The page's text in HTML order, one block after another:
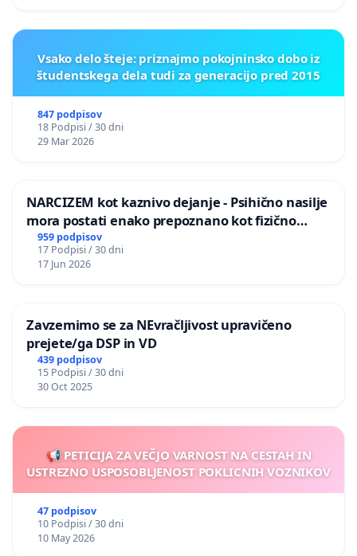
Vsako delo šteje: priznajmo pokojninsko dobo iz
študentskega dela tudi za generacijo pred 2015
847 podpisov
18 Podpisi / 30 dni
29 Mar 2026
NARCIZEM kot kaznivo dejanje - Psihično nasilje
mora postati enako prepoznano kot fizično
nasilje
959 podpisov
17 Podpisi / 30 dni
17 Jun 2026
Zavzemimo se za NEvračljivost upravičeno
prejete/ga DSP in VD
439 podpisov
15 Podpisi / 30 dni
30 Oct 2025
📢 PETICIJA ZA VEČJO VARNOST NA CESTAH IN
USTREZNO USPOSOBLJENOST POKLICNIH VOZNIKOV
47 podpisov
10 Podpisi / 30 dni
10 May 2026